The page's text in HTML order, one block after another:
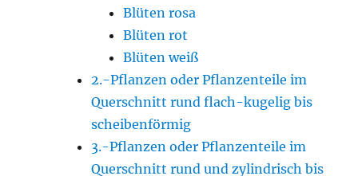
Blüten rosa
Blüten rot
Blüten weiß
2.-Pflanzen oder Pflanzenteile im
Querschnitt rund flach-kugelig bis
scheibenförmig
3.-Pflanzen oder Pflanzenteile im
Querschnitt rund und zylindrisch bis